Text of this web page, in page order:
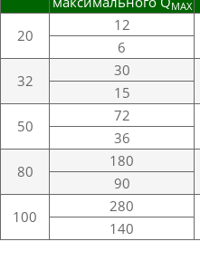
MAX
20
12
6
32
30
15
50
72
36
80
180
90
100
280
140